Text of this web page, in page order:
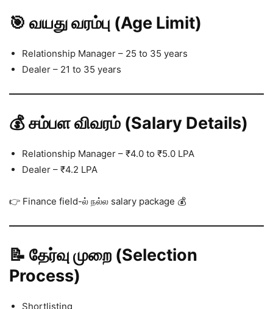
🎯 வயது வரம்பு (Age Limit)
Relationship Manager – 25 to 35 years
Dealer – 21 to 35 years
💰 சம்பள விவரம் (Salary Details)
Relationship Manager – ₹4.0 to ₹5.0 LPA
Dealer – ₹4.2 LPA
👉 Finance field-ல் நல்ல salary package 💰
📝 தேர்வு முறை (Selection
Process)
Shortlisting